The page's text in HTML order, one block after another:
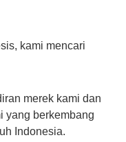
kami mencari
merek kami dan
yang berkembang
Indonesia.